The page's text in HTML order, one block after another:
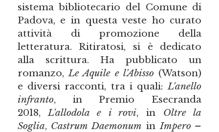
sistema bibliotecario del Comune di
Padova, e in questa veste ho curato
attività di promozione della
letteratura. Ritiratosi, si è dedicato
alla scrittura. Ha pubblicato un
romanzo,Le Aquile e l'Abisso (Watson)
e diversi racconti, tra i quali:L'anello
infranto, in Premio Esecranda
2018,L'allodola e i rovi, in Oltre la
Soglia, Castrum Daemonum inImpero –